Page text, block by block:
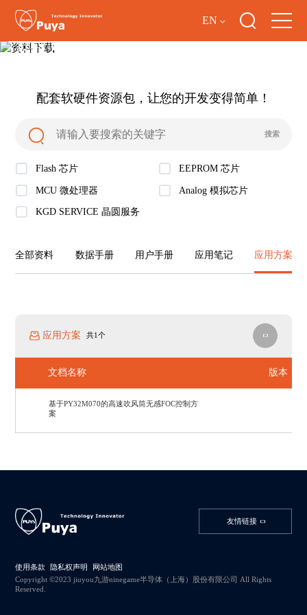
EN
资料下载
配套软硬件资源包，让您的开发变得简单！
Flash 芯片 EEPROM 芯片
MCU 微处理器 Analog 模拟芯片
KGD SERVICE 晶圆服务
全部资料 数据手册 用户手册 应用笔记 应用方案
应用方案 共1个
文档名称 版本
基于PY32M070的高速吹风筒无感FOC控制方
案
友情链接
使用条款 隐私权声明
网站地图
Copyright ©2023 jiuyou九游ninegame半导体（上海）股份有限公司 All Rights
Reserved.